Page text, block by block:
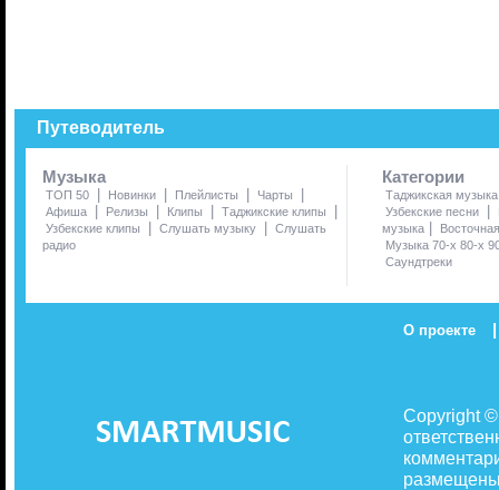
Путеводитель
Музыка
ТОП 50 | Новинки | Плейлисты | Чарты |
Афиша | Релизы | Клипы | Таджикские клипы |
Узбекские клипы | Слушать музыку | Слушать
радио
Категории
Таджикская музыка
Узбекские песни
|
музыка |
Музыка 70-х 80-х
Саундтреки
О проекте |
Copyright
размещены